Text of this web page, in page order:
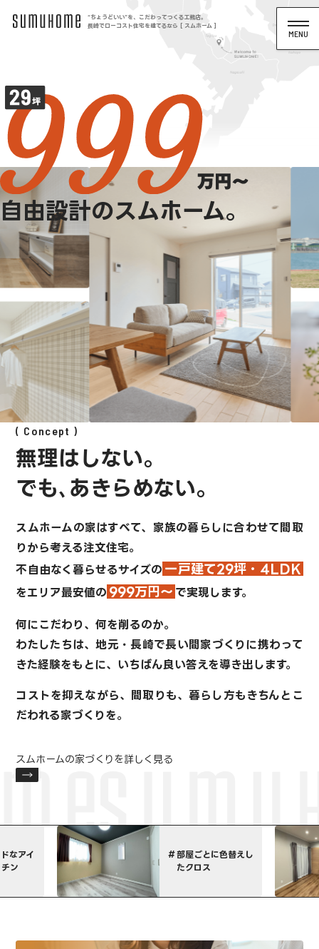
“ちょうどいい”を、こだわってつくる工務店。
長崎でローコスト住宅を建てるなら [ スムホーム ]
自由設計のスムホーム。
Concept
無理はしない。
でも､あきらめない。
スムホームの家づくりを詳しく見る
スムホームの家はすべて、 家族の暮らしに合わせて間取
りから考える注文住宅。
不自由なく暮らせるサイズの 一戸建て29坪・4LDK
をエリア最安値の 999万円～ で実現します。
何にこだわり、何を削るのか。
わたしたちは、地元・長崎で長い間家づくりに携わって
きた経験をもとに、 いちばん良い答えを導き出します。
コストを抑えながら、間取りも、暮らし方も きちんとこ
だわれる家づくりを。
屋ごとに色替えし
クロス
特注家具でコーディ